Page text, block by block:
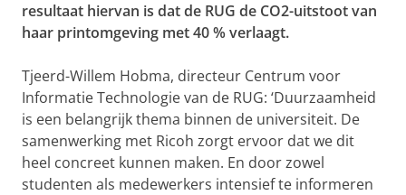
resultaat hiervan is dat de RUG de CO2-uitstoot van
haar printomgeving met 40 % verlaagt.
Tjeerd-Willem Hobma, directeur Centrum voor
Informatie Technologie van de RUG: ‘Duurzaamheid
is een belangrijk thema binnen de universiteit. De
samenwerking met Ricoh zorgt ervoor dat we dit
heel concreet kunnen maken. En door zowel
studenten als medewerkers intensief te informeren